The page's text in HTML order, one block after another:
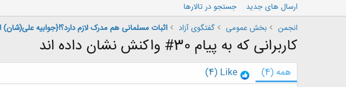
ارسال های جدید
جستجو در تالارها
انجمن
بخش عمومی گفتگوی آزاد
کاربرانی که به پیام 30# واکنش نشان داده اند
همه (4)
Like
(4)